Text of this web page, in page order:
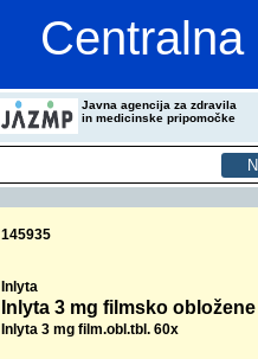
Javna agencija za zdravila
in medicinske pripomočke
145935
Inlyta
Inlyta 3 mg filmsko
Inlyta 3 mg film.obl.tbl. 60x